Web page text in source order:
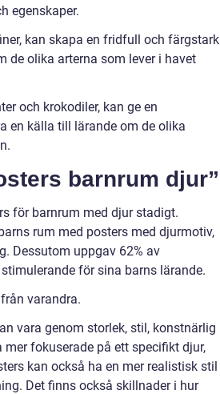
egenskaper.
kan skapa en fridfull och färgstark
de olika arterna som lever i havet
och krokodiler, kan ge en
en källa till lärande om de olika
barnrum djur”
för barnrum med djur stadigt.
rum med posters med djurmotiv,
Dessutom uppgav 62% av
för sina barns lärande.
varandra.
vara genom storlek, stil, konstnärlig
fokuserade på ett specifikt djur,
kan också ha en mer realistisk stil
Det finns också skillnader i hur